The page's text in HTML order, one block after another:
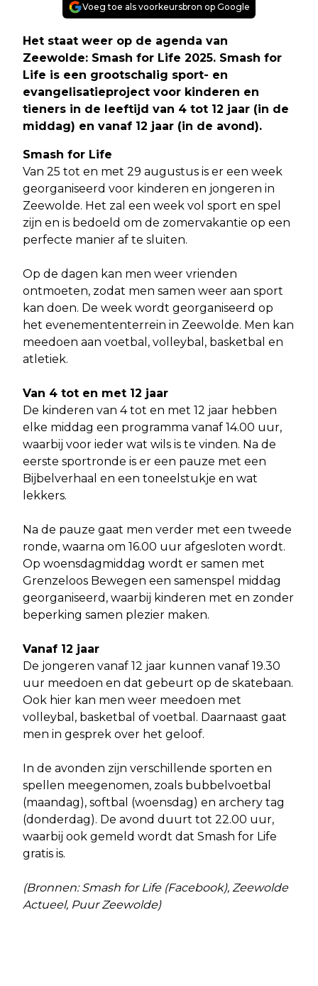
Voeg toe als voorkeursbron op Google
Het staat weer op de agenda van
Zeewolde: Smash for Life 2025. Smash for
Life is een grootschalig sport- en
evangelisatieproject voor kinderen en
tieners in de leeftijd van 4 tot 12 jaar (in de
middag) en vanaf 12 jaar (in de avond).
Smash for Life
Van 25 tot en met 29 augustus is er een week
georganiseerd voor kinderen en jongeren in
Zeewolde. Het zal een week vol sport en spel
zijn en is bedoeld om de zomervakantie op een
perfecte manier af te sluiten.
Op de dagen kan men weer vrienden
ontmoeten, zodat men samen weer aan sport
kan doen. De week wordt georganiseerd op
het evenemententerrein in Zeewolde. Men kan
meedoen aan voetbal, volleybal, basketbal en
atletiek.
Van 4 tot en met 12 jaar
De kinderen van 4 tot en met 12 jaar hebben
elke middag een programma vanaf 14.00 uur,
waarbij voor ieder wat wils is te vinden. Na de
eerste sportronde is er een pauze met een
Bijbelverhaal en een toneelstukje en wat
lekkers.
Na de pauze gaat men verder met een tweede
ronde, waarna om 16.00 uur afgesloten wordt.
Op woensdagmiddag wordt er samen met
Grenzeloos Bewegen een samenspel middag
georganiseerd, waarbij kinderen met en zonder
beperking samen plezier maken.
Vanaf 12 jaar
De jongeren vanaf 12 jaar kunnen vanaf 19.30
uur meedoen en dat gebeurt op de skatebaan.
Ook hier kan men weer meedoen met
volleybal, basketbal of voetbal. Daarnaast gaat
men in gesprek over het geloof.
In de avonden zijn verschillende sporten en
spellen meegenomen, zoals bubbelvoetbal
(maandag), softbal (woensdag) en archery tag
(donderdag). De avond duurt tot 22.00 uur,
waarbij ook gemeld wordt dat Smash for Life
gratis is.
(Bronnen: Smash for Life (Facebook), Zeewolde
Actueel, Puur Zeewolde)